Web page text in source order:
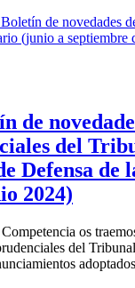
de novedades
(junio a septiembre
de
del
Defensa de
2024)
os
del